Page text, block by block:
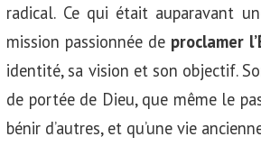
radical. Ce qui était auparavant
mission passionnée de proclamer
identité, sa vision et son objectif.
de portée de Dieu, que même le
bénir d’autres, et qu’une vie